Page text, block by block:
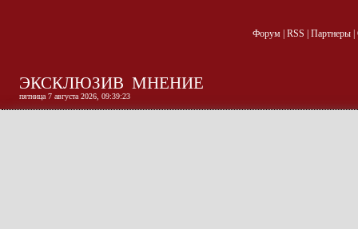
Форум| RSS Партнеры|
ЭКСКЛЮЗИВ МНЕНИЕ
пятница 7 августа 2026, 09:39:23